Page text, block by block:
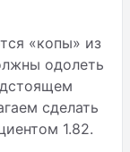
«копы» из
одолеть
сделать
1.82.